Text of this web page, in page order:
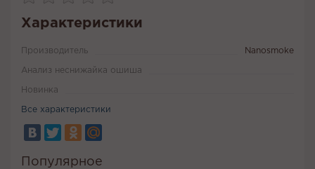
Характеристики
Производитель Nanosmoke
Анализ неснижайка ошиша
Новинка
Все характеристики
Популярное